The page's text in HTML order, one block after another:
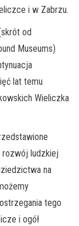
i w Zabrzu.
od
Museums)
lat temu
Wieliczka
rozwój ludzkiej
na
tego
i ogół